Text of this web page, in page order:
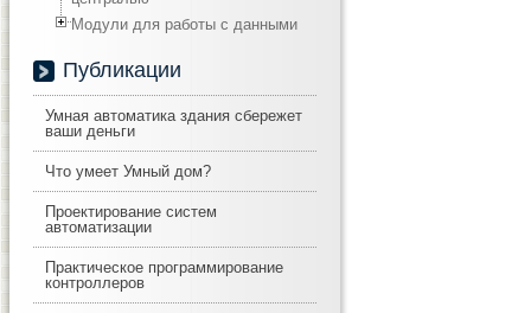
Модули для работы с данными
Публикации
Умная автоматика здания сбережет
ваши деньги
Что умеет Умный дом?
Проектирование систем
автоматизации
Практическое программирование
контроллеров